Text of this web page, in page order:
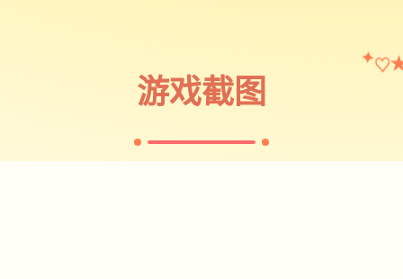
游戏截图
✦ ♡